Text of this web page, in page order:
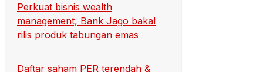
Perkuat bisnis wealth
management, Bank Jago bakal
rilis produk tabungan emas
Daftar saham PER terendah &